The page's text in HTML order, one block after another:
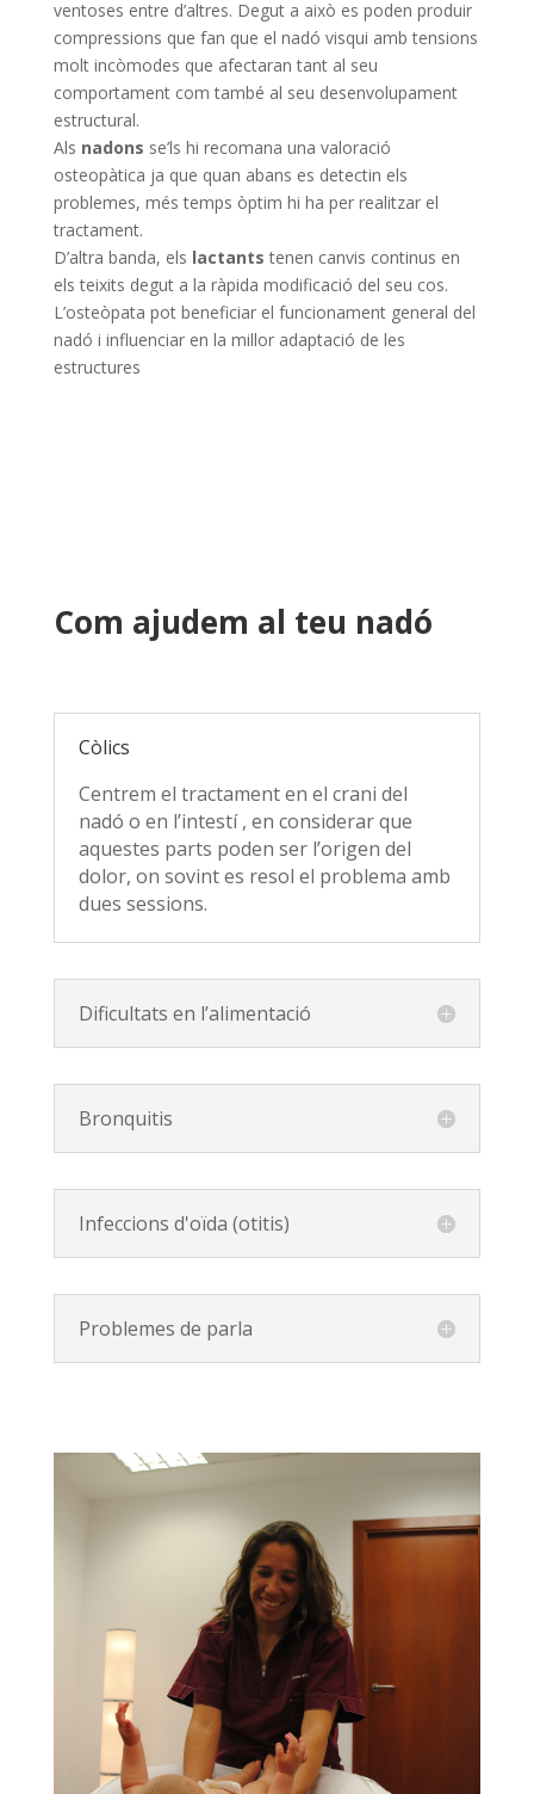
ventoses entre d’altres. Degut a això es poden produir
compressions que fan que el nadó visqui amb tensions
molt incòmodes que afectaran tant al seu
comportament com també al seu desenvolupament
estructural.
Als nadons se’ls hi recomana una valoració
osteopàtica ja que quan abans es detectin els
problemes, més temps òptim hi ha per realitzar el
tractament.
D’altra banda, els lactants tenen canvis continus en
els teixits degut a la ràpida modificació del seu cos.
L’osteòpata pot beneficiar el funcionament general del
nadó i influenciar en la millor adaptació de les
estructures
Com ajudem al teu nadó
Còlics
Centrem el tractament en el crani del
nadó o en l’intestí , en considerar que
aquestes parts poden ser l’origen del
dolor, on sovint es resol el problema amb
dues sessions.
Dificultats en l’alimentació
Bronquitis
Infeccions d'oïda (otitis)
Problemes de parla